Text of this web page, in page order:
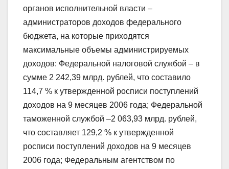
органов исполнительной власти –
администраторов доходов федерального
бюджета, на которые приходятся
максимальные объемы администрируемых
доходов: Федеральной налоговой службой – в
сумме 2 242,39 млрд. рублей, что составило
114,7 % к утвержденной росписи поступлений
доходов на 9 месяцев 2006 года; Федеральной
таможенной службой –2 063,93 млрд. рублей,
что составляет 129,2 % к утвержденной
росписи поступлений доходов на 9 месяцев
2006 года; Федеральным агентством по